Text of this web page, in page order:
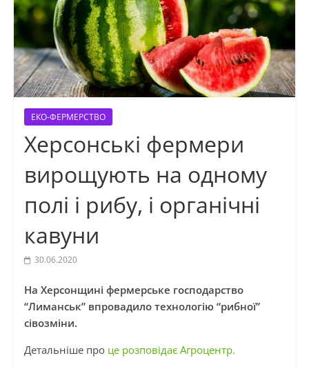
ЕКО-ФЕРМЕРСТВО
Херсонські фермери
вирощують на одному
полі і рибу, і органічні
кавуни
30.06.2020
На Херсонщині фермерське господарство
“Лиманськ” впровадило технологію “рибної”
сівозміни.
Детальніше про це розповідає Агроцентр.